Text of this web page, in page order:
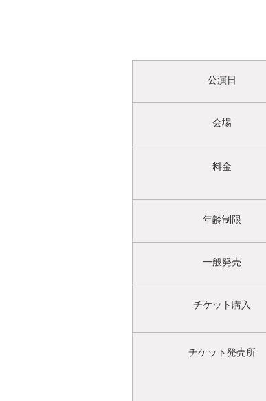
公演日
会場
料金
年齢制限
一般発売
チケット購入
チケット発売所